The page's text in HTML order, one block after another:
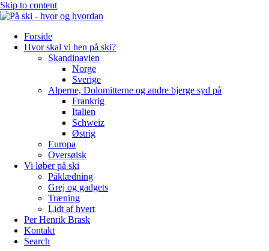
Skip to content
Forside
Hvor skal vi hen på ski?
Skandinavien
Norge
Sverige
Alperne, Dolomitterne og andre bjerge syd på
Frankrig
Italien
Schweiz
Østrig
Europa
Oversøisk
Vi løber på ski
Påklædning
Grej og gadgets
Træning
Lidt af hvert
Per Henrik Brask
Kontakt
Search